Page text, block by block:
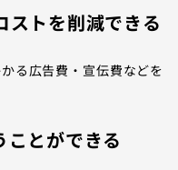
トを削減できる
る広告費・宣伝費などを
とができる